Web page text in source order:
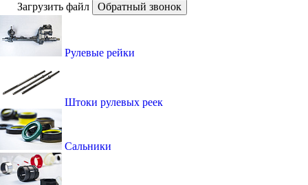
Загрузить файл
Обратный звонок
Рулевые рейки
Штоки рулевых реек
Сальники